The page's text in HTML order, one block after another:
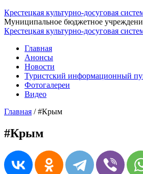
Крестецкая культурно-досуговая
Муниципальное бюджетное
Крестецкая культурно-досуговая
Главная
Анонсы
Новости
Туристский информационный
Фотогалереи
Видео
Главная /#Крым
#Крым